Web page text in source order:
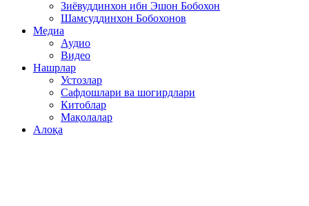
Зиёвуддинхон ибн Эшон Бобохон
Шамсуддинхон Бобохонов
Медиа
Аудио
Видео
Нашрлар
Устозлар
Сафдошлари ва шогирдлари
Китоблар
Мақолалар
Алоқа